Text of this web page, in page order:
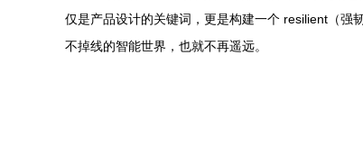
仅是产品设计的关键词，更是构建一个 resilient（强
不掉线的智能世界，也就不再遥远。